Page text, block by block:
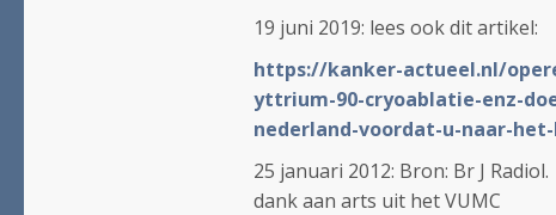
19 juni 2019: lees ook dit artikel:
https://kanker-actueel.nl/
yttrium-90-cryoablatie-enz-
nederland-voordat-u-naar-
25 januari 2012: Bron: Br J
dank aan arts uit het VUMC